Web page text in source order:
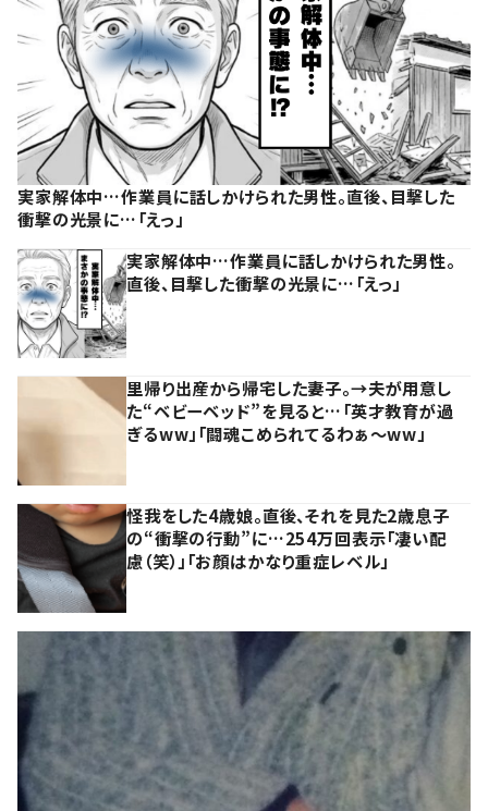
実家解体中…作業員に話しかけられた男性。直後、目撃した
衝撃の光景に…「えっ」
実家解体中…作業員に話しかけられた男性。
直後、目撃した衝撃の光景に…「えっ」
里帰り出産から帰宅した妻子。→夫が用意し
た“ベビーベッド”を見ると…「英才教育が過
ぎるww」「闘魂こめられてるわぁ～ww」
怪我をした4歳娘。直後、それを見た2歳息子
の“衝撃の行動”に…254万回表示「凄い配
慮（笑）」「お顔はかなり重症レベル」